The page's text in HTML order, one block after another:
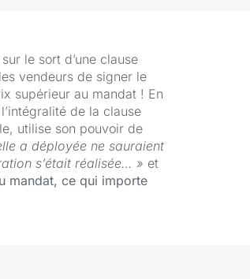
le sort d’une clause
vendeurs de signer le
supérieur au mandat ! En
de la clause
utilise son pouvoir de
a déployée ne sauraient
s’était réalisée… » et
mandat, ce qui importe